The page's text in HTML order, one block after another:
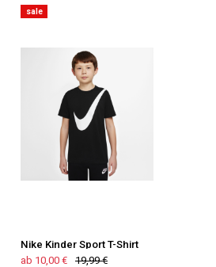
sale
Nike Kinder Sport T-Shirt
ab 10,00 €
19,99 €